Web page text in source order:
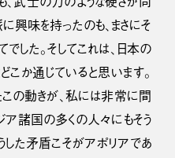
興味を持ったのも、まさにそ
した。そしてこれは、日本の
か通じていると思います。
の動きが、私には非常に間
ア諸国の多くの人々にもそう
した矛盾こそがアポリアであ